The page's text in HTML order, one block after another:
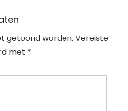
getoond worden. Vereiste
met *